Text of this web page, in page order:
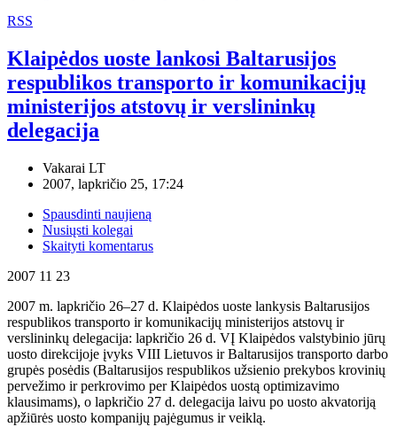
RSS
Klaipėdos uoste lankosi Baltarusijos
respublikos transporto ir komunikacijų
ministerijos atstovų ir verslininkų
delegacija
Vakarai LT
2007, lapkričio 25, 17:24
Spausdinti naujieną
Nusiųsti kolegai
Skaityti komentarus
2007 11 23
2007 m. lapkričio 26–27 d. Klaipėdos uoste lankysis Baltarusijos
respublikos transporto ir komunikacijų ministerijos atstovų ir
verslininkų delegacija: lapkričio 26 d. VĮ Klaipėdos valstybinio jūrų
uosto direkcijoje įvyks VIII Lietuvos ir Baltarusijos transporto darbo
grupės posėdis (Baltarusijos respublikos užsienio prekybos krovinių
pervežimo ir perkrovimo per Klaipėdos uostą optimizavimo
klausimams), o lapkričio 27 d. delegacija laivu po uosto akvatoriją
apžiūrės uosto kompanijų pajėgumus ir veiklą.